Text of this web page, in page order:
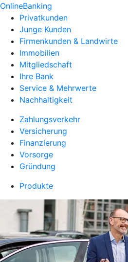
OnlineBanking
Privatkunden
Junge Kunden
Firmenkunden & Landwirte
Immobilien
Mitgliedschaft
Ihre Bank
Service & Mehrwerte
Nachhaltigkeit
Zahlungsverkehr
Versicherung
Finanzierung
Vorsorge
Gründung
Produkte